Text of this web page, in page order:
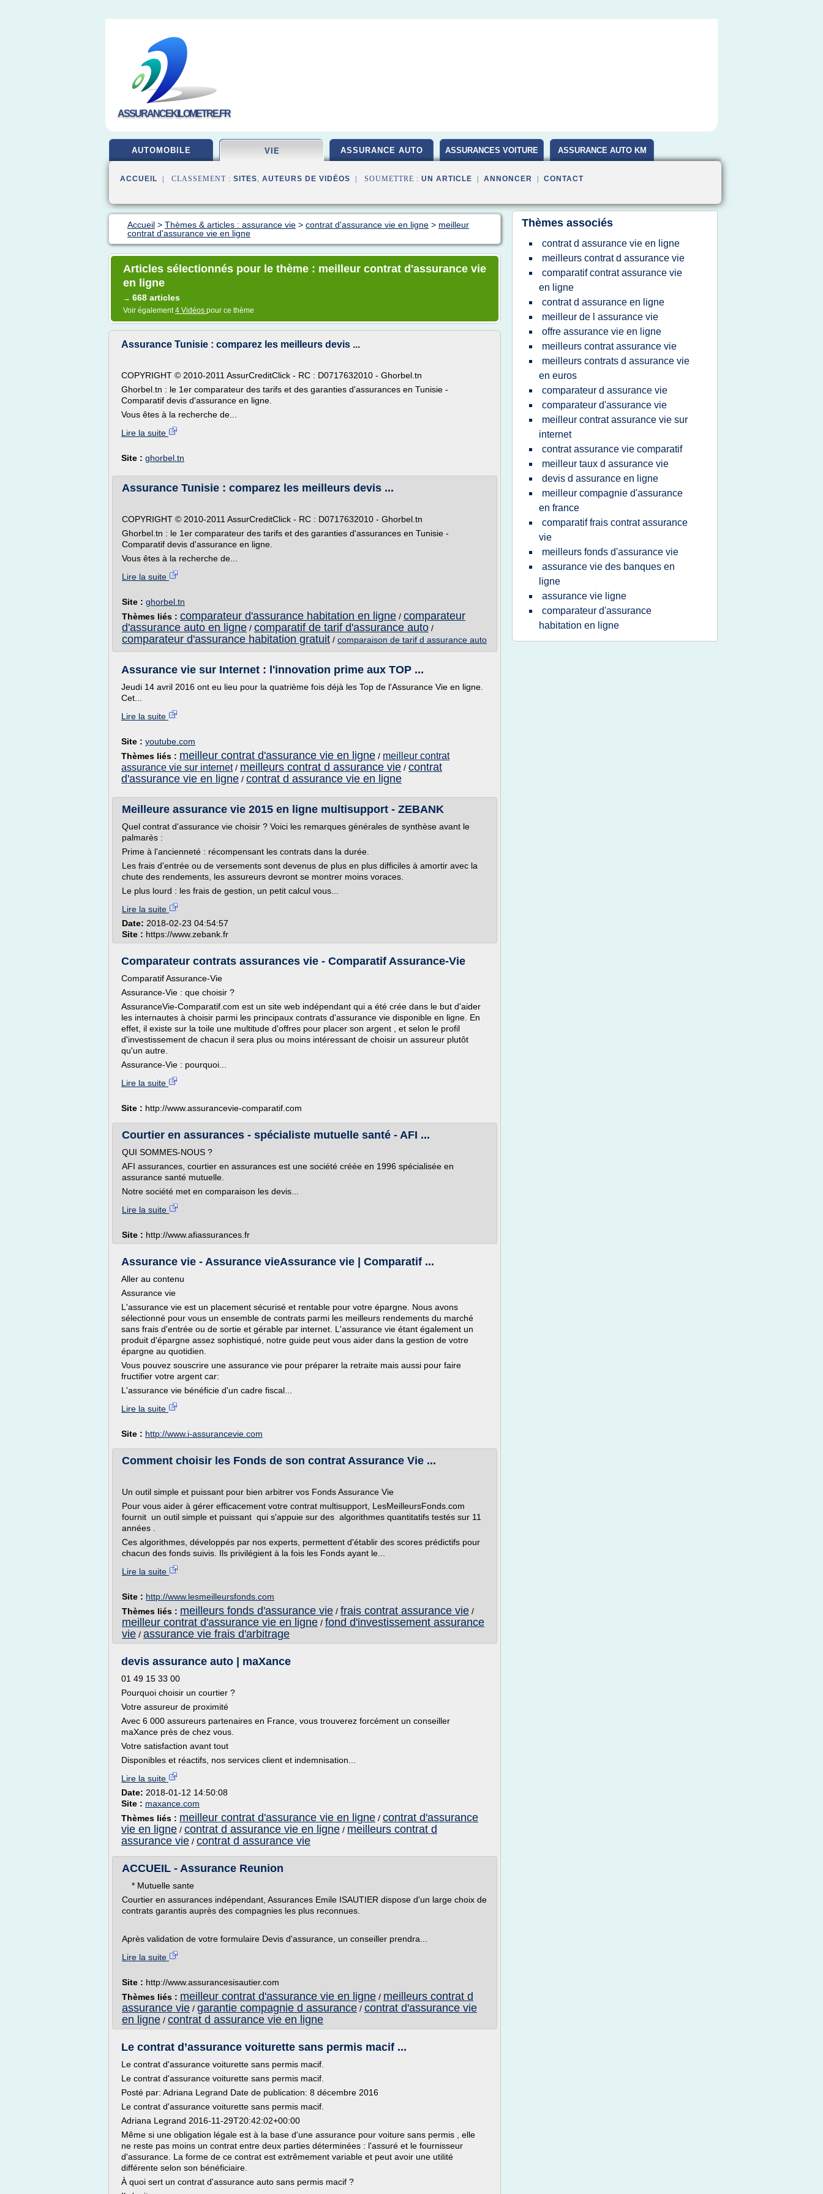
ASSURANCEKILOMETRE.FR
AUTOMOBILE VIE ASSURANCE AUTO ASSURANCES VOITURE ASSURANCE AUTO KM
ACCUEIL | CLASSEMENT : SITES, AUTEURS DE VIDÉOS | SOUMETTRE : UN ARTICLE ANNONCER CONTACT
Accueil > Thèmes & articles : assurance vie > contrat d'assurance vie en ligne > meilleur
contrat d'assurance vie en ligne
Articles sélectionnés pour le thème : meilleur contrat d'assurance vie
en ligne
→ 668 articles
Voir également4 Vidéos pour ce thème
Assurance Tunisie : comparez les meilleurs devis ...
COPYRIGHT © 2010-2011 AssurCreditClick - RC : D0717632010 - Ghorbel.tn
Ghorbel.tn : le 1er comparateur des tarifs et des garanties d'assurances en Tunisie -
Comparatif devis d'assurance en ligne.
Vous êtes à la recherche de...
Lire la suite
Site : ghorbel.tn
Assurance Tunisie : comparez les meilleurs devis ...
COPYRIGHT © 2010-2011 AssurCreditClick - RC : D0717632010 - Ghorbel.tn
Ghorbel.tn : le 1er comparateur des tarifs et des garanties d'assurances en Tunisie -
Comparatif devis d'assurance en ligne.
Vous êtes à la recherche de...
Lire la suite
Site : ghorbel.tn
Thèmes liés : comparateur d'assurance habitation en ligne / comparateur
d'assurance auto en ligne / comparatif de tarif d'assurance auto /
comparateur d'assurance habitation gratuit / comparaison de tarif d assurance auto
Assurance vie sur Internet : l'innovation prime aux TOP ...
Jeudi 14 avril 2016 ont eu lieu pour la quatrième fois déjà les Top de l'Assurance Vie en ligne.
Cet...
Lire la suite
Site : youtube.com
Thèmes liés : meilleur contrat d'assurance vie en ligne / meilleur contrat
assurance vie sur internet/ meilleurs contrat d assurance vie / contrat
d'assurance vie en ligne / contrat d assurance vie en ligne
Meilleure assurance vie 2015 en ligne multisupport - ZEBANK
Quel contrat d'assurance vie choisir ? Voici les remarques générales de synthèse avant le
palmarès :
Prime à l'ancienneté : récompensant les contrats dans la durée.
Les frais d'entrée ou de versements sont devenus de plus en plus difficiles à amortir avec la
chute des rendements, les assureurs devront se montrer moins voraces.
Le plus lourd : les frais de gestion, un petit calcul vous...
Lire la suite
Date: 2018-02-23 04:54:57
Site : https://www.zebank.fr
Comparateur contrats assurances vie - Comparatif Assurance-Vie
Comparatif Assurance-Vie
Assurance-Vie : que choisir ?
AssuranceVie-Comparatif.com est un site web indépendant qui a été crée dans le but d'aider
les internautes à choisir parmi les principaux contrats d'assurance vie disponible en ligne. En
effet, il existe sur la toile une multitude d'offres pour placer son argent , et selon le profil
d'investissement de chacun il sera plus ou moins intéressant de choisir un assureur plutôt
qu'un autre.
Assurance-Vie : pourquoi...
Lire la suite
Site : http://www.assurancevie-comparatif.com
Courtier en assurances - spécialiste mutuelle santé - AFI ...
QUI SOMMES-NOUS ?
AFI assurances, courtier en assurances est une société créée en 1996 spécialisée en
assurance santé mutuelle.
Notre société met en comparaison les devis...
Lire la suite
Site : http://www.afiassurances.fr
Assurance vie - Assurance vieAssurance vie | Comparatif ...
Aller au contenu
Assurance vie
L'assurance vie est un placement sécurisé et rentable pour votre épargne. Nous avons
sélectionné pour vous un ensemble de contrats parmi les meilleurs rendements du marché
sans frais d'entrée ou de sortie et gérable par internet. L'assurance vie étant également un
produit d'épargne assez sophistiqué, notre guide peut vous aider dans la gestion de votre
épargne au quotidien.
Vous pouvez souscrire une assurance vie pour préparer la retraite mais aussi pour faire
fructifier votre argent car:
L'assurance vie bénéficie d'un cadre fiscal...
Lire la suite
Site : http://www.i-assurancevie.com
Comment choisir les Fonds de son contrat Assurance Vie ...
Un outil simple et puissant pour bien arbitrer vos Fonds Assurance Vie
Pour vous aider à gérer efficacement votre contrat multisupport, LesMeilleursFonds.com
fournit un outil simple et puissant qui s'appuie sur des algorithmes quantitatifs testés sur 11
années .
Ces algorithmes, développés par nos experts, permettent d'établir des scores prédictifs pour
chacun des fonds suivis. Ils privilégient à la fois les Fonds ayant le...
Lire la suite
Site : http://www.lesmeilleursfonds.com
Thèmes liés : meilleurs fonds d'assurance vie / frais contrat assurance vie /
meilleur contrat d'assurance vie en ligne / fond d'investissement assurance
vie / assurance vie frais d'arbitrage
devis assurance auto | maXance
01 49 15 33 00
Pourquoi choisir un courtier ?
Votre assureur de proximité
Avec 6 000 assureurs partenaires en France, vous trouverez forcément un conseiller
maXance près de chez vous.
Votre satisfaction avant tout
Disponibles et réactifs, nos services client et indemnisation...
Lire la suite
Date: 2018-01-12 14:50:08
Site : maxance.com
Thèmes liés : meilleur contrat d'assurance vie en ligne / contrat d'assurance
vie en ligne / contrat d assurance vie en ligne / meilleurs contrat d
assurance vie / contrat d assurance vie
ACCUEIL - Assurance Reunion
* Mutuelle sante
Courtier en assurances indépendant, Assurances Emile ISAUTIER dispose d'un large choix de
contrats garantis auprès des compagnies les plus reconnues.
Après validation de votre formulaire Devis d'assurance, un conseiller prendra...
Lire la suite
Site : http://www.assurancesisautier.com
Thèmes liés : meilleur contrat d'assurance vie en ligne / meilleurs contrat d
assurance vie / garantie compagnie d assurance / contrat d'assurance vie
en ligne / contrat d assurance vie en ligne
Le contrat d’assurance voiturette sans permis macif ...
Le contrat d'assurance voiturette sans permis macif.
Le contrat d'assurance voiturette sans permis macif.
Posté par: Adriana Legrand Date de publication: 8 décembre 2016
Le contrat d'assurance voiturette sans permis macif.
Adriana Legrand 2016-11-29T20:42:02+00:00
Même si une obligation légale est à la base d'une assurance pour voiture sans permis , elle
ne reste pas moins un contrat entre deux parties déterminées : l'assuré et le fournisseur
d'assurance. La forme de ce contrat est extrêmement variable et peut avoir une utilité
différente selon son bénéficiaire.
À quoi sert un contrat d'assurance auto sans permis macif ?
Thèmes associés
contrat d assurance vie en ligne
meilleurs contrat d assurance vie
comparatif contrat assurance vie
en ligne
contrat d assurance en ligne
meilleur de l assurance vie
offre assurance vie en ligne
meilleurs contrat assurance vie
meilleurs contrats d assurance vie
en euros
comparateur d assurance vie
comparateur d'assurance vie
meilleur contrat assurance vie sur
internet
contrat assurance vie comparatif
meilleur taux d assurance vie
devis d assurance en ligne
meilleur compagnie d'assurance
en france
comparatif frais contrat assurance
vie
meilleurs fonds d'assurance vie
assurance vie des banques en
ligne
assurance vie ligne
comparateur d'assurance
habitation en ligne